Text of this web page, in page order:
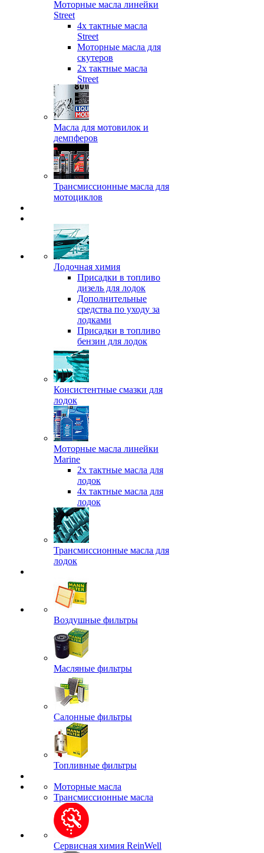
Моторные масла линейки
Street
4х тактные масла
Street
Моторные масла для
скутеров
2х тактные масла
Street
Масла для мотовилок и
демпферов
Трансмиссионные масла для
мотоциклов
Лодочная химия
Присадки в топливо
дизель для лодок
Дополнительные
средства по уходу за
лодками
Присадки в топливо
бензин для лодок
Консистентные смазки для
лодок
Моторные масла линейки
Marine
2х тактные масла для
лодок
4х тактные масла для
лодок
Трансмиссионные масла для
лодок
Воздушные фильтры
Масляные фильтры
Салонные фильтры
Топливные фильтры
Моторные масла
Трансмиссионные масла
Сервисная химия ReinWell